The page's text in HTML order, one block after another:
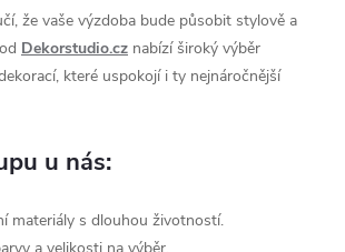
že vaše výzdoba bude působit stylově a
Dekorstudio.cz nabízí široký výběr
které uspokojí i ty nejnáročnější
u nás:
materiály s dlouhou životností.
a velikosti na výběr.